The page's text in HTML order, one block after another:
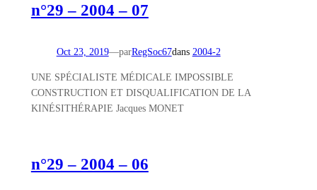
n°29 – 2004 – 07
Oct 23, 2019—parRegSoc67dans 2004-2
UNE SPÉCIALISTE MÉDICALE IMPOSSIBLE
CONSTRUCTION ET DISQUALIFICATION DE LA
KINÉSITHÉRAPIE Jacques MONET
n°29 – 2004 – 06